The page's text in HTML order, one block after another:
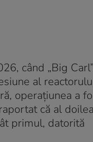
când „Big
al
operațiunea a
că al
primul, datorită